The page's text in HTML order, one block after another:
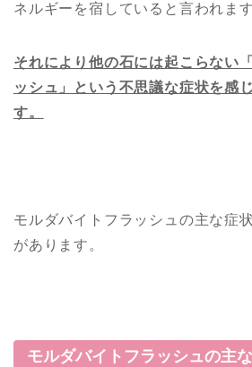
ネルギーを宿していると言われます
それにより他の石には起こらない
ッシュ」という不思議な症状を感
す。
モルダバイトフラッシュの主な症
があります。
モルダバイトフラッシュの主